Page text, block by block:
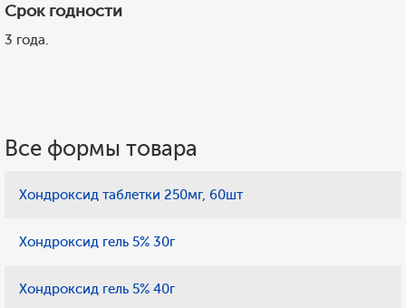
Срок годности
3 года.
Все формы товара
Хондроксид таблетки 250мг, 60шт
Хондроксид гель 5% 30г
Хондроксид гель 5% 40г